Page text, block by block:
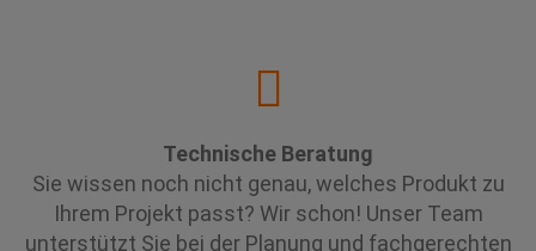
Technische Beratung
Sie wissen noch nicht genau, welches Produkt zu
Ihrem Projekt passt? Wir schon! Unser Team
unterstützt Sie bei der Planung und fachgerechten